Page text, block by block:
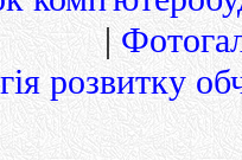
|
розвитку